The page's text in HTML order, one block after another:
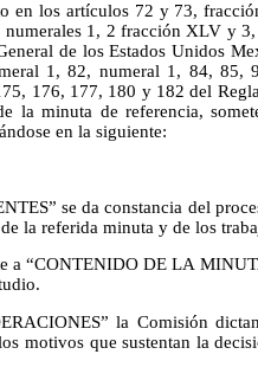
en los artículos 72 y 73,
numerales 1, 2 fracción XLV y
de los Estados Unidos
1, 82, numeral 1, 84, 85,
176, 177, 180 y 182 del
la minuta de referencia,
en la siguiente:
se da constancia del
la referida minuta y de los
a “CONTENIDO DE LA
la Comisión
motivos que sustentan la